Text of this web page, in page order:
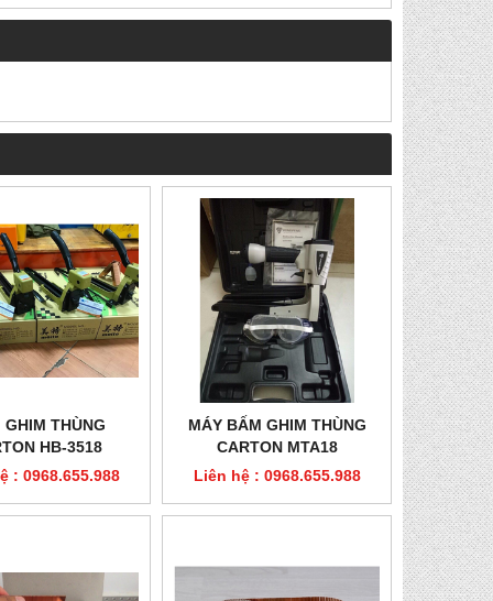
GHIM THÙNG
HB-3518
: 0968.655.988
MÁY BẤM GHIM THÙNG
CARTON MTA18
Liên hệ : 0968.655.988